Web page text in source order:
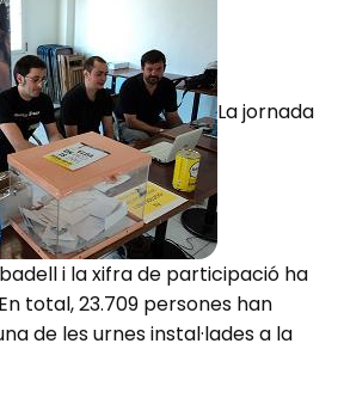
La jornada
i la xifra de participació ha
total, 23.709 persones han
de les urnes instal·lades a la